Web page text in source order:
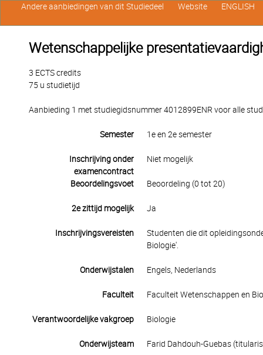
Wetenschappelijke
3 ECTS credits
75 u studietijd
Aanbieding 1 met studiegidsnummer 4012899ENR voor alle
Semester 1e en 2e semester
Inschrijving onder
examencontract
Niet mogelijk
Beoordelingsvoet Beoordeling (0 tot 20)
2e zittijd mogelijk Ja
Inschrijvingsvereisten
Studenten die dit
Biologie'.
Onderwijstalen Engels, Nederlands
Faculteit Faculteit Wetenschappen en
Verantwoordelijke vakgroep Biologie
Onderwijsteam Farid Dahdouh-Guebas
Andere aanbiedingen van dit Studiedeel Website ENGLISH